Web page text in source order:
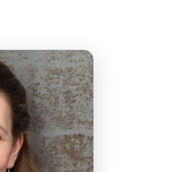
ihrer Karriere
beim
in London,
James
English National